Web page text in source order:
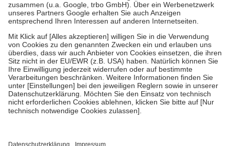
Verordnung.
Um das Engagement der Versicherten für ihre eigene Gesundheit zu
stärken und die besondere Stellung der Familie zu unterstützen,
fallenkeine Zuzahlungenan bei:
• Kindern und Jugendlichen bis zum vollendeten 18. Lebensjahr
mit Ausnahme der Fahrkosten
• Untersuchungen zur Vorsorge und Früherkennung, die von der
GKV getragen werden
• empfohlenen Schutzimpfungen
• Harn- und Blutteststreifen
getroffen, um sicherzustellen, dass es sich um echte Bewertungen